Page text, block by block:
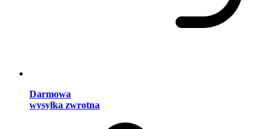
Darmowa
wysyłka zwrotna